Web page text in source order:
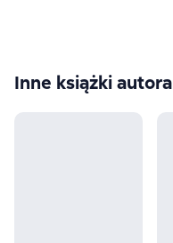
Inne książki autora